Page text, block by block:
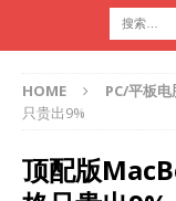
HOME PC/平板电
只贵出9%
顶配版